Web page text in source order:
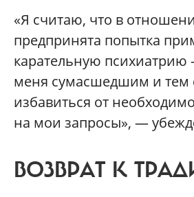
«Я считаю, что в
предпринята попытка
карательную
меня сумасшедшим и тем
избавиться от
на мои запросы», —
ВОЗВРАТ К